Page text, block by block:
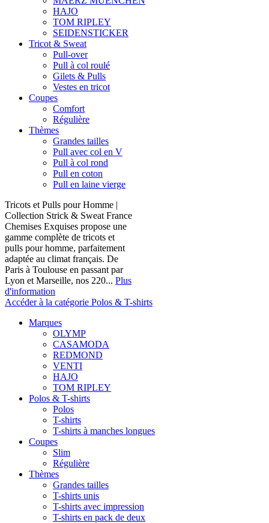
HAJO
TOM RIPLEY
SEIDENSTICKER
Tricot & Sweat
Pull-over
Pull à col roulé
Gilets & Pulls
Vestes en tricot
Coupes
Comfort
Régulière
Thèmes
Grandes tailles
Pull avec col en V
Pull à col rond
Pull en coton
Pull en laine vierge
Tricots et Pulls pour Homme |
Collection Strick & Sweat France
Chemises Exquises propose une
gamme complète de tricots et
pulls pour homme, parfaitement
adaptée au climat français. De
Paris à Toulouse en passant par
Lyon et Marseille, nos 220... Plus
d'information
Accéder à la catégorie Polos & T-shirts
Marques
OLYMP
CASAMODA
REDMOND
VENTI
HAJO
TOM RIPLEY
Polos & T-shirts
Polos
T-shirts
T-shirts à manches longues
Coupes
Slim
Régulière
Thèmes
Grandes tailles
T-shirts unis
T-shirts avec impression
T-shirts en pack de deux